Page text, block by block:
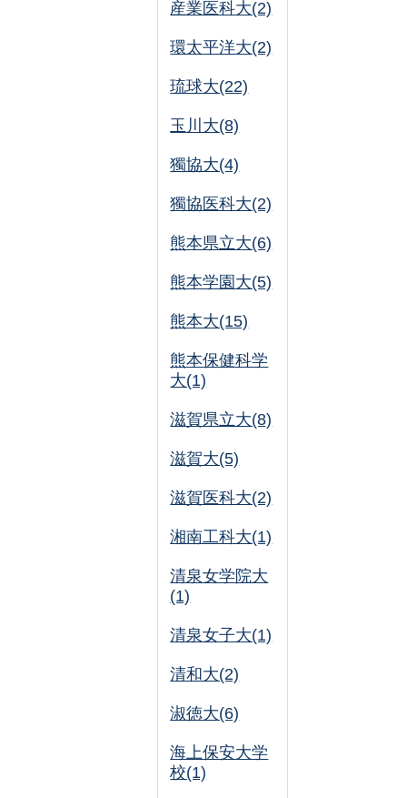
産業医科大(2)
環太平洋大(2)
琉球大(22)
玉川大(8)
獨協大(4)
獨協医科大(2)
熊本県立大(6)
熊本学園大(5)
熊本大(15)
熊本保健科学
大(1)
滋賀県立大(8)
滋賀大(5)
滋賀医科大(2)
湘南工科大(1)
清泉女学院大
(1)
清泉女子大(1)
清和大(2)
淑徳大(6)
海上保安大学
校(1)